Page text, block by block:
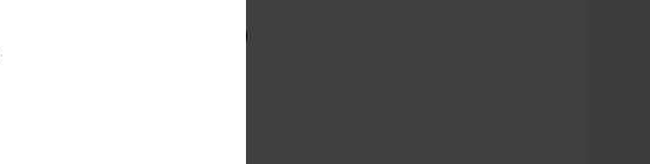
août 2020